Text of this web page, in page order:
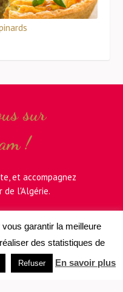
sur
!
et accompagnez
de l'Algérie.
LÉGALES
garantir la meilleure
des statistiques de
Refuser En savoir plus